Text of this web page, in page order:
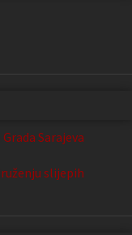
Sarajeva
slijepih